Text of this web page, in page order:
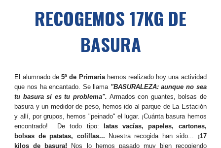
RECOGEMOS 17KG DE
BASURA
El alumnado de5º de Primariahemos realizado hoy una actividad
que nos ha encantado. Se llama "BASURALEZA: aunque no sea
tu basura sí es tu problema". Armados con guantes, bolsas de
basura y un medidor de peso, hemos ido al parque de La Estación
y allí, por grupos, hemos "peinado" el lugar. ¡Cuánta basura hemos
encontrado! De todo tipo:
latas vacías, papeles, cartones,
bolsas de patatas, colillas... Nuestra recogida han sido... ¡17
kilos de basura!
Nos lo hemos pasado muy bien recogiendo